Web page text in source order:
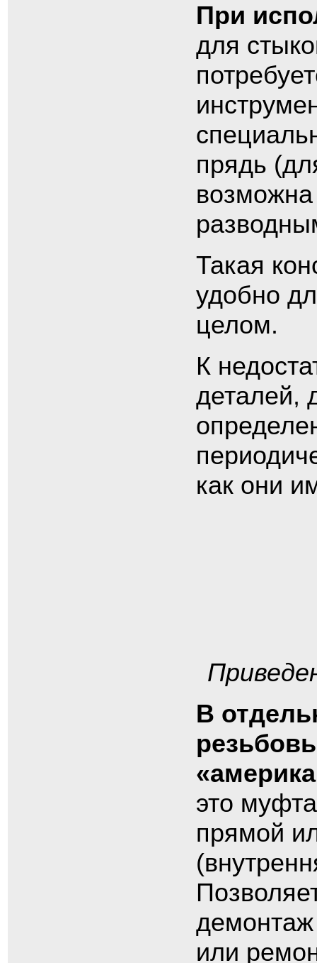
При
для
прядь
возможна
Такая
удобно
целом.
К
деталей,
как они
В
это
прямой
или